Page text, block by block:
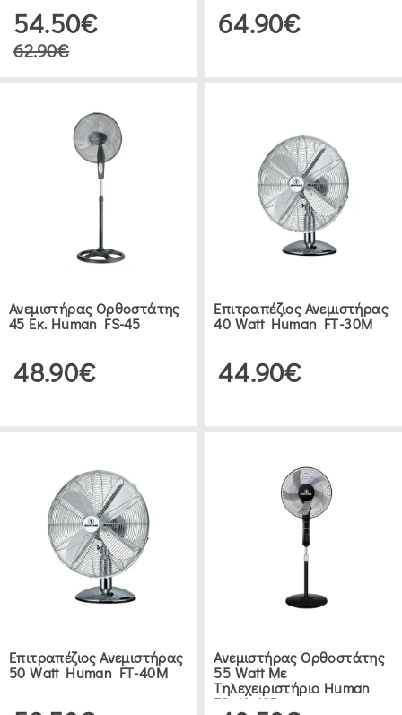
54.50€
62.90€
64.90€
Ανεμιστήρας Ορθοστάτης
45 Εκ. Human FS-45
48.90€
Επιτραπέζιος Ανεμιστήρας
40 Watt Human FT-30M
44.90€
Επιτραπέζιος Ανεμιστήρας
50 Watt Human FT-40M
Ανεμιστήρας Ορθοστάτης
55 Watt Με
Τηλεχειριστήριο Human
FS-40-12R